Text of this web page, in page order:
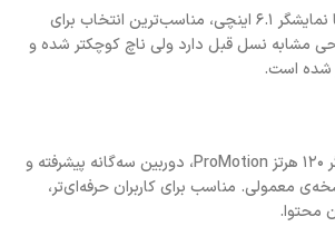
مدل پایه‌ی این سری با نمایشگر ۶.۱ اینچی، مناسب‌ترین انتخاب برای
مشابه نسل قبل دارد ولی ناچ کوچکتر شده و
شده است.
مدل حرفه‌ای با نمایشگر ۱۲۰ هرتز ProMotion، دوربین سه‌گانه پیشرفته و
معمولی. مناسب برای کاربران حرفه‌ای‌تر،
محتوا.